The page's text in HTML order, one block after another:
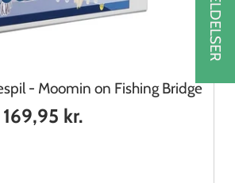
- Moomin on Fishing Bridge
169,95 kr.